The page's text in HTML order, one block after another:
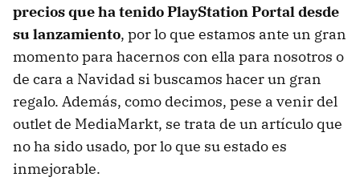
precios que ha tenido PlayStation Portal desde
su lanzamiento, por lo que estamos ante un gran
momento para hacernos con ella para nosotros o
de cara a Navidad si buscamos hacer un gran
regalo. Además, como decimos, pese a venir del
outlet de MediaMarkt, se trata de un artículo que
no ha sido usado, por lo que su estado es
inmejorable.